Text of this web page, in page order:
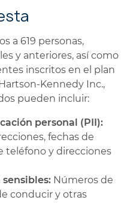
a 619 personas,
y anteriores, así como
inscritos en el plan
Kennedy Inc.,
pueden incluir:
personal (PII):
fechas de
teléfono y direcciones
Números de
conducir y otras